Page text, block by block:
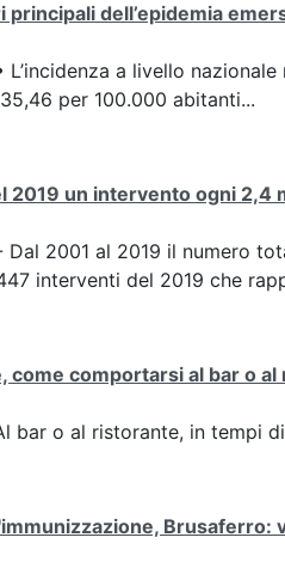
principali dell’epidemia
L’incidenza a livello
per 100.000 abitanti...
2019 un intervento ogni 2,4
Dal 2001 al 2019 il numero
interventi del 2019 che
come comportarsi al bar o al
bar o al ristorante, in tempi
Brusaferro: